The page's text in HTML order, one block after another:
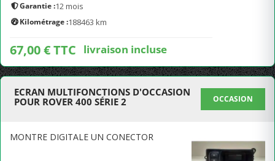
Garantie :12 mois
Kilométrage :188463 km
67,00 € TTC livraison incluse
ECRAN MULTIFONCTIONS D'OCCASION
POUR ROVER 400 SÉRIE 2
OCCASION
MONTRE DIGITALE UN CONECTOR